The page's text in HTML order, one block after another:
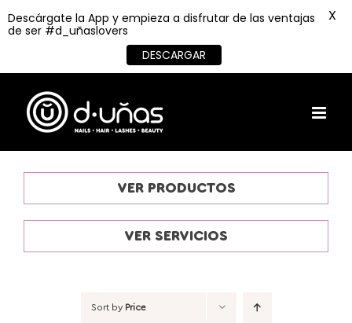
content
VER PRODUCTOS
VER SERVICIOS
Sort by Price
Descárgate la App y empieza a disfrutar de las ventajas
de ser #d_uñaslovers
DESCARGAR
X